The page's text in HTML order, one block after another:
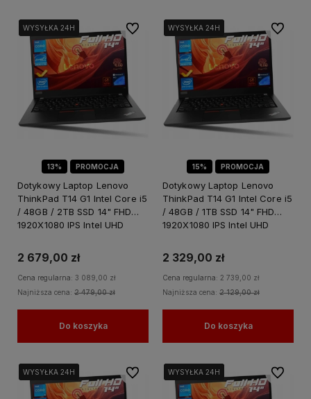
13% PROMOCJA
WYSYŁKA 24H
WYSYŁKA 24H
WYSYŁKA 24H
Dotykowy Laptop Lenovo
ThinkPad T14 G1 Intel Core i5
/ 48GB / 2TB SSD 14" FHD
1920X1080 IPS Intel UHD
2 679,00 zł
Cena regularna: 3 089,00 zł
Najniższa cena: 2 479,00 zł
Do koszyka
Do ulubionych
15% PROMOCJA
WYSYŁKA 24H
WYSYŁKA 24H
WYSYŁKA 24H
Dotykowy Laptop Lenovo
ThinkPad T14 G1 Intel Core i5
/ 48GB / 1TB SSD 14" FHD
1920X1080 IPS Intel UHD
2 329,00 zł
Cena regularna: 2 739,00 zł
Najniższa cena: 2 129,00 zł
Do koszyka
Do
WYSYŁKA 24H
WYSYŁKA 24H
WYSYŁKA 24H Do ulubionychWYSYŁKA 24H
WYSYŁKA 24H
WYSYŁKA 24H Do